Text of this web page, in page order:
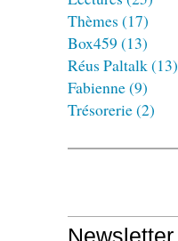
Thèmes (17)
Box459 (13)
Réus Paltalk(13)
Fabienne(9)
Trésorerie(2)
Newsletter